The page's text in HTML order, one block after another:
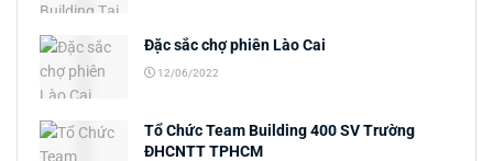
Đặc sắc chợ phiên Lào Cai
12/06/2022
Tổ Chức Team Building 400 SV Trường
ĐHCNTT TPHCM